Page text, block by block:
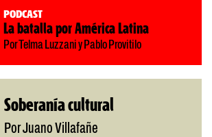
Podcast
La batalla por América Latina
Por Telma Luzzani y Pablo Provitilo
Soberanía cultural
Por Juano Villafañe